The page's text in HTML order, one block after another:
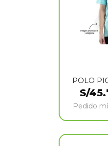
POLO
S/
Pedido